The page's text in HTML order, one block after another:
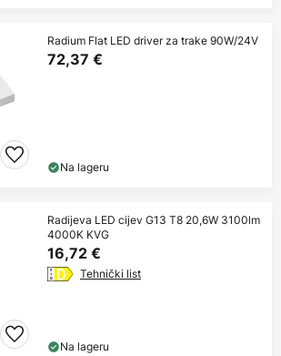
Radium Flat LED driver za trake 90W/24V
72,37 €
Na lageru
Radijeva LED cijev G13 T8 20,6W 3100lm
4000K KVG
16,72 €
Tehnički list
Na lageru